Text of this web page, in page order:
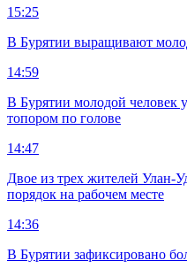
15:25
В Бурятии выращивают
14:59
В Бурятии молодой человек
топором по голове
14:47
Двое из трех жителей Улан-
порядок на рабочем месте
14:36
В Бурятии зафиксировано